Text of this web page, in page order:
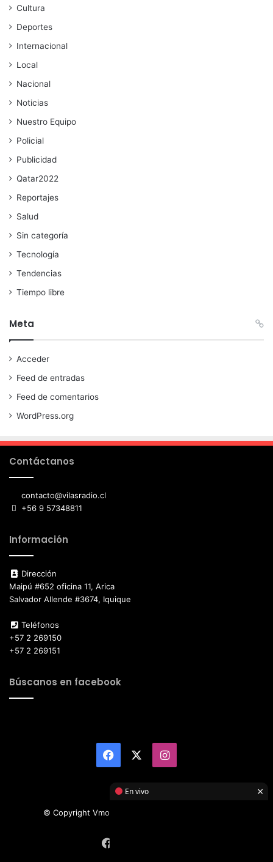
Cultura
Deportes
Internacional
Local
Nacional
Noticias
Nuestro Equipo
Policial
Publicidad
Qatar2022
Reportajes
Salud
Sin categoría
Tecnología
Tendencias
Tiempo libre
Meta
Acceder
Feed de entradas
Feed de comentarios
WordPress.org
Contáctanos
contacto@vilasradio.cl
+56 9 57348811
Información
Dirección
Maipú #652 oficina 11, Arica
Salvador Allende #3674, Iquique
Teléfonos
+57 2 269150
+57 2 269151
Búscanos en facebook
Facebook Instagram
© Copyright Vmotor TI 2026, All Rights Reserved
En vivo ×